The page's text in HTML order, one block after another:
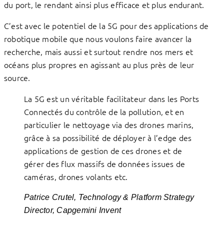
du port, le rendant ainsi plus efficace et plus endurant.
C’est avec le potentiel de la 5G pour des applications de
robotique mobile que nous voulons faire avancer la
recherche, mais aussi et surtout rendre nos mers et
océans plus propres en agissant au plus près de leur
source.
La 5G est un véritable facilitateur dans les Ports
Connectés du contrôle de la pollution, et en
particulier le nettoyage via des drones marins,
grâce à sa possibilité de déployer à l’edge des
applications de gestion de ces drones et de
gérer des flux massifs de données issues de
caméras, drones volants etc.
Patrice Crutel, Technology & Platform Strategy
Director, Capgemini Invent